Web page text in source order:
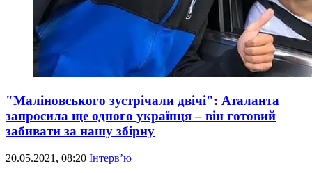
"Маліновського зустрічали двічі": Аталанта
запросила ще одного українця – він готовий
забивати за нашу збірну
20.05.2021, 08:20 Інтерв’ю